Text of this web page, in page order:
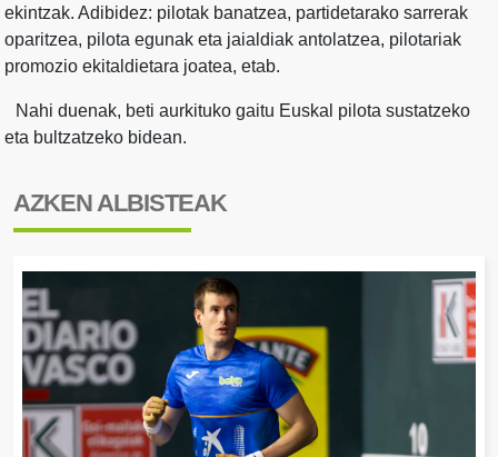
ekintzak. Adibidez: pilotak banatzea, partidetarako sarrerak
oparitzea, pilota egunak eta jaialdiak antolatzea, pilotariak
promozio ekitaldietara joatea, etab.
Nahi duenak, beti aurkituko gaitu Euskal pilota sustatzeko
eta bultzatzeko bidean.
AZKEN ALBISTEAK